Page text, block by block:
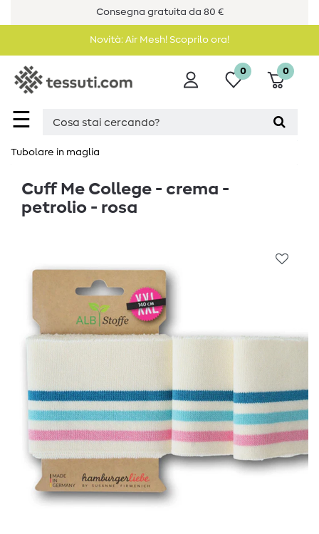
Consegna gratuita da 80 €
Novità: Air Mesh! Scoprilo ora!
☰
0 0
Tubolare in maglia
Cuff Me College - crema -
petrolio - rosa